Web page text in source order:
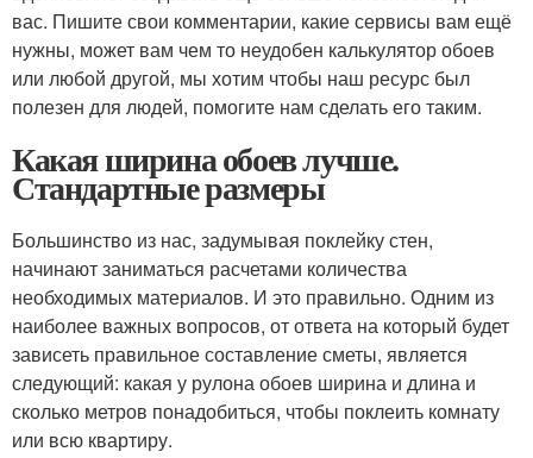
вас. Пишите свои комментарии, какие сервисы вам ещё
нужны, может вам чем то неудобен калькулятор обоев
или любой другой, мы хотим чтобы наш ресурс был
полезен для людей, помогите нам сделать его таким.
Какая ширина обоев лучше.
Стандартные размеры
Большинство из нас, задумывая поклейку стен,
начинают заниматься расчетами количества
необходимых материалов. И это правильно. Одним из
наиболее важных вопросов, от ответа на который будет
зависеть правильное составление сметы, является
следующий: какая у рулона обоев ширина и длина и
сколько метров понадобиться, чтобы поклеить комнату
или всю квартиру.